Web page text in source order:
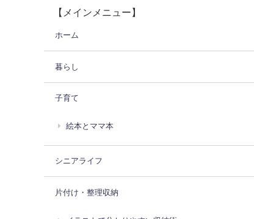
【メインメニュー】
ホーム
暮らし
子育て
絵本とママ本
シニアライフ
片付け・整理収納